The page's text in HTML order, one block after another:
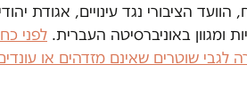
הציבורי נגד עינויים, אגודת
ומגוון באוניברסיטה העברית. לפני
לגבי שוטרים שאינם מזדהים או